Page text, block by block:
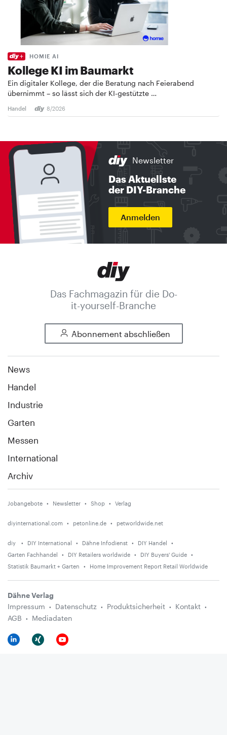
HOMIE AI
Kollege KI im Baumarkt
Ein digitaler Kollege, der die Beratung nach Feierabend
übernimmt – so lässt sich der KI-gestützte …
Handel 8/2026
Newsletter
Das Aktuellste
der DIY-Branche
Anmelden
Das Fachmagazin für die Do-
it-yourself-Branche
Abonnement abschließen
News
Handel
Industrie
Garten
Messen
International
Archiv
Jobangebote Newsletter Shop Verlag
diyinternational.com petonline.de petworldwide.net
diy DIY International Dähne Infodienst
DIY Handel
Garten Fachhandel
DIY Retailers worldwide
DIY Buyers' Guide
Statistik Baumarkt + Garten
Home Improvement Report Retail Worldwide
Dähne Verlag
Impressum
Datenschutz Produktsicherheit
Kontakt
AGB
Mediadaten